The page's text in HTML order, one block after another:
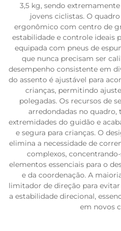
3,5 kg, sendo
jovens ciclistas. O
ergonômico com centro de
estabilidade e controle ideais
equipada com pneus de
que nunca precisam ser
desempenho consistente em
do assento é ajustável para
crianças, permitindo
polegadas. Os recursos de
arredondadas no quadro,
extremidades do guidão e
e segura para crianças. O
elimina a necessidade de
complexos,
elementos essenciais para o
e da coordenação. A
limitador de direção para
a estabilidade direcional,
em novos